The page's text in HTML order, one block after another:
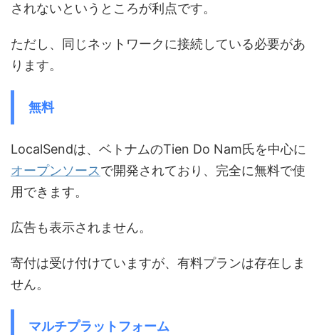
されないというところが利点です。
ただし、同じネットワークに接続している必要があ
ります。
無料
LocalSendは、ベトナムのTien Do Nam氏を中心に
オープンソースで開発されており、完全に無料で使
用できます。
広告も表示されません。
寄付は受け付けていますが、有料プランは存在しま
せん。
マルチプラットフォーム